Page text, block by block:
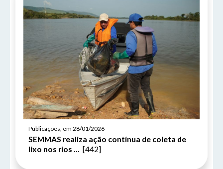
Publicações, em 28/01/2026
SEMMAS realiza ação contínua de coleta de
lixo nos rios ...
[442]